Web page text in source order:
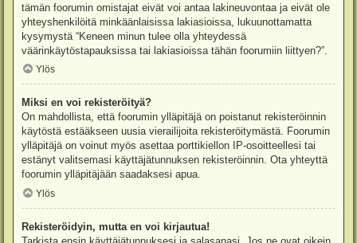
tämän foorumin omistajat eivät voi antaa lakineuvontaa ja eivät ole
yhteyshenkilöitä minkäänlaisissa lakiasioissa, lukuunottamatta
kysymystä “Keneen minun tulee olla yhteydessä
väärinkäytöstapauksissa tai lakiasioissa tähän foorumiin liittyen?”.
Ylös
Miksi en voi rekisteröityä?
On mahdollista, että foorumin ylläpitäjä on poistanut rekisteröinnin
käytöstä estääkseen uusia vierailijoita rekisteröitymästä. Foorumin
ylläpitäjä on voinut myös asettaa porttikiellon IP-osoitteellesi tai
estänyt valitsemasi käyttäjätunnuksen rekisteröinnin. Ota yhteyttä
foorumin ylläpitäjään saadaksesi apua.
Ylös
Rekisteröidyin, mutta en voi kirjautua!